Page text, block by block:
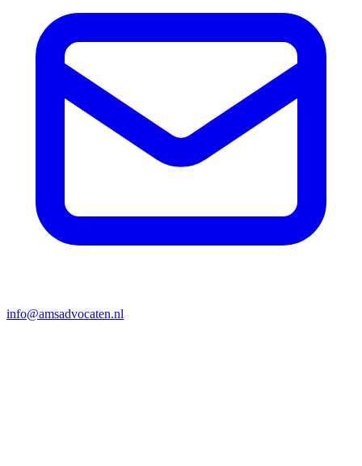
info@amsadvocaten.nl